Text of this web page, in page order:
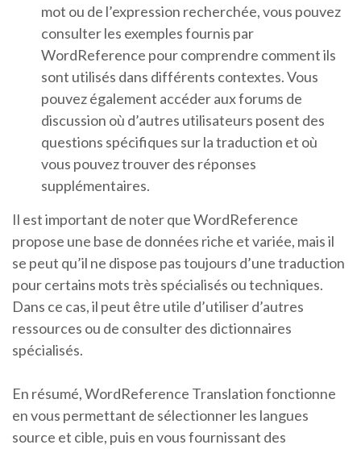
mot ou de l’expression recherchée, vous pouvez
consulter les exemples fournis par
WordReference pour comprendre comment ils
sont utilisés dans différents contextes. Vous
pouvez également accéder aux forums de
discussion où d’autres utilisateurs posent des
questions spécifiques sur la traduction et où
vous pouvez trouver des réponses
supplémentaires.
Il est important de noter que WordReference
propose une base de données riche et variée, mais il
se peut qu’il ne dispose pas toujours d’une traduction
pour certains mots très spécialisés ou techniques.
Dans ce cas, il peut être utile d’utiliser d’autres
ressources ou de consulter des dictionnaires
spécialisés.
En résumé, WordReference Translation fonctionne
en vous permettant de sélectionner les langues
source et cible, puis en vous fournissant des